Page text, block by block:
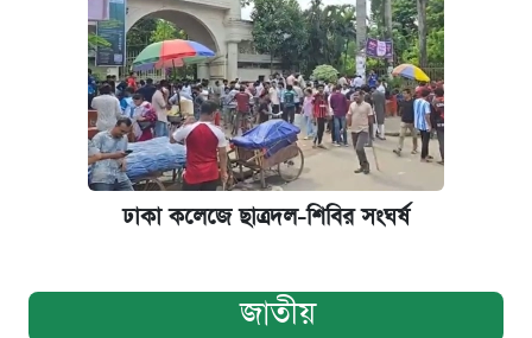
ঢাকা কলেজে ছাত্রদল-শিবির সংঘর্ষ
জাতীয়